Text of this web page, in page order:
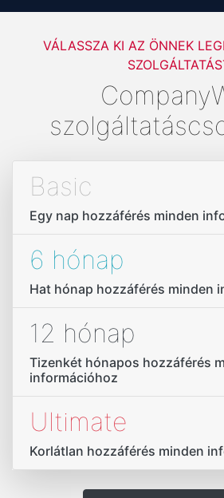
VÁLASSZA KI AZ ÖNNEK
Basic
Egy nap hozzáférés minden
6 hónap
Hat hónap hozzáférés minden
12 hónap
Tizenkét hónapos hozzáférés
információhoz
Ultimate
Korlátlan hozzáférés minden